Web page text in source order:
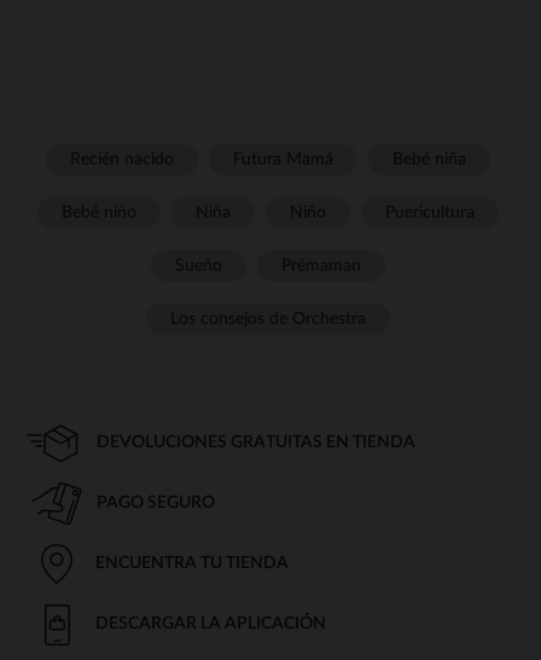
DEVOLUCIONES GRATUITAS EN TIENDA
PAGO SEGURO
ENCUENTRA TU TIENDA
DESCARGAR LA APLICACIÓN